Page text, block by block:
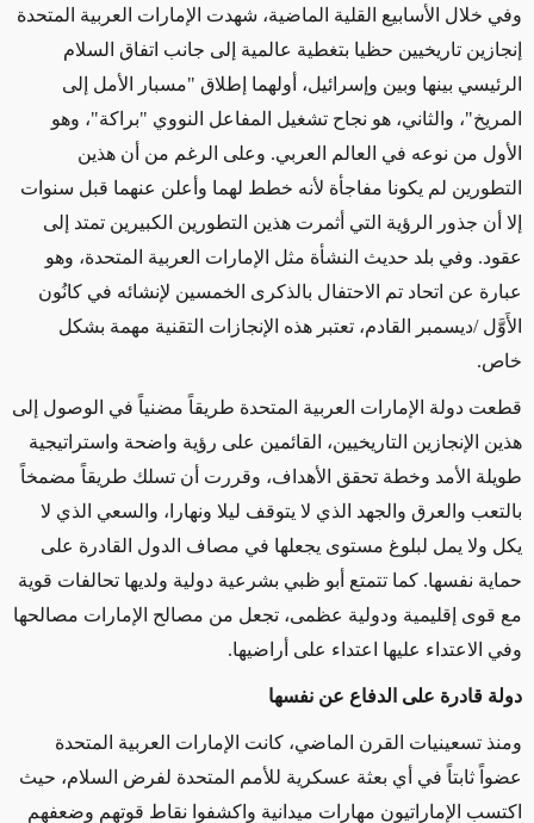
وفي خلال الأسابيع القلية الماضية، شهدت الإمارات العربية المتحدة
إنجازين تاريخيين حظيا بتغطية عالمية إلى جانب اتفاق السلام
الرئيسي بينها وبين وإسرائيل، أولهما إطلاق "مسبار الأمل إلى
المريخ"، والثاني، هو نجاح تشغيل المفاعل النووي "براكة"، وهو
الأول من نوعه في العالم العربي. وعلى الرغم من أن هذين
التطورين لم يكونا مفاجأة لأنه خطط لهما وأعلن عنهما قبل سنوات
إلا أن جذور الرؤية التي أثمرت هذين التطورين الكبيرين تمتد إلى
عقود. وفي بلد حديث النشأة مثل الإمارات العربية المتحدة، وهو
عبارة عن اتحاد تم الاحتفال بالذكرى الخمسين لإنشائه في كانُون
الأَوَّل/ديسمبر القادم، تعتبر هذه الإنجازات التقنية مهمة بشكل
خاص.
قطعت دولة الإمارات العربية المتحدة طريقاً مضنياً في الوصول إلى
هذين الإنجازين التاريخيين، القائمين على رؤية واضحة واستراتيجية
طويلة الأمد وخطة تحقق الأهداف، وقررت أن تسلك طريقاً مضمخاً
بالتعب والعرق والجهد الذي لا يتوقف ليلا ونهارا، والسعي الذي لا
يكل ولا يمل لبلوغ مستوى يجعلها في مصاف الدول القادرة على
حماية نفسها. كما تتمتع أبو ظبي بشرعية دولية ولديها تحالفات قوية
مع قوى إقليمية ودولية عظمى، تجعل من مصالح الإمارات مصالحها
وفي الاعتداء عليها اعتداء على أراضيها.
دولة قادرة على الدفاع عن نفسها
ومنذ تسعينيات القرن الماضي، كانت الإمارات العربية المتحدة
عضواً ثابتاً في أي بعثة عسكرية للأمم المتحدة لفرض السلام، حيث
اكتسب الإماراتيون مهارات ميدانية واكشفوا نقاط قوتهم وضعفهم